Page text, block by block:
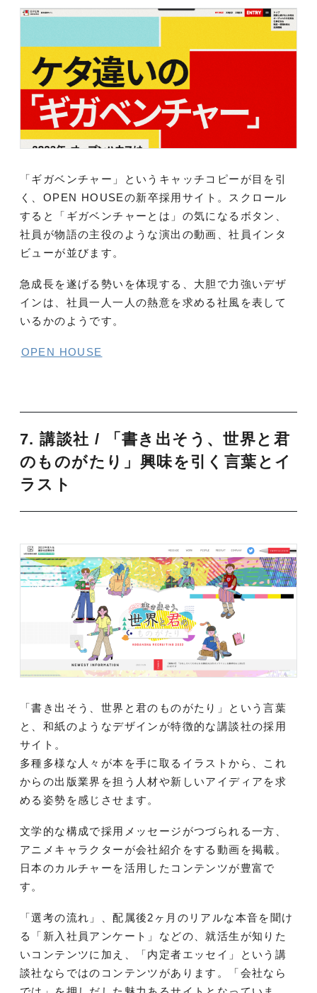
「ギガベンチャー」というキャッチコピーが目を引
く、OPEN HOUSEの新卒採用サイト。スクロール
すると「ギガベンチャーとは」の気になるボタン、
社員が物語の主役のような演出の動画、社員インタ
ビューが並びます。
急成長を遂げる勢いを体現する、大胆で力強いデザ
インは、社員一人一人の熱意を求める社風を表して
いるかのようです。
OPEN HOUSE
7.講談社 / 「書き出そう、世界と君
のものがたり」興味を引く言葉とイ
ラスト
「書き出そう、世界と君のものがたり」という言葉
と、和紙のようなデザインが特徴的な講談社の採用
サイト。
多種多様な人々が本を手に取るイラストから、これ
からの出版業界を担う人材や新しいアイディアを求
める姿勢を感じさせます。
文学的な構成で採用メッセージがつづられる一方、
アニメキャラクターが会社紹介をする動画を掲載。
日本のカルチャーを活用したコンテンツが豊富で
す。
「選考の流れ」、配属後2ヶ月のリアルな本音を聞け
る「新入社員アンケート」などの、就活生が知りた
いコンテンツに加え、「内定者エッセイ」という講
談社ならではのコンテンツがあります。「会社なら